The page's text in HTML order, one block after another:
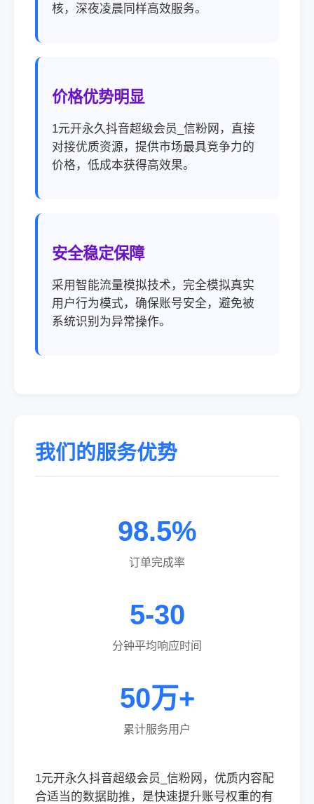
核，深夜凌晨同样高效服务。
价格优势明显
1元开永久抖音超级会员_信粉网，直接
对接优质资源，提供市场最具竞争力的
价格，低成本获得高效果。
安全稳定保障
采用智能流量模拟技术，完全模拟真实
用户行为模式，确保账号安全，避免被
系统识别为异常操作。
我们的服务优势
98.5%
订单完成率
5-30
分钟平均响应时间
50万+
累计服务用户
1元开永久抖音超级会员_信粉网，优质内容配
合适当的数据助推，是快速提升账号权重的有